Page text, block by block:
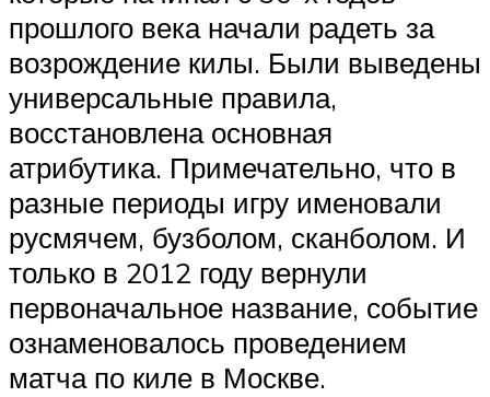
прошлого века начали радеть за
возрождение килы. Были выведены
универсальные правила,
восстановлена основная
атрибутика. Примечательно, что в
разные периоды игру именовали
русмячем, бузболом, сканболом. И
только в 2012 году вернули
первоначальное название, событие
ознаменовалось проведением
матча по киле в Москве.